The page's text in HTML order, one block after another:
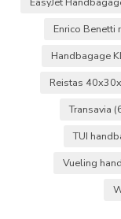
Enrico Benetti
Handbagage
Reistas
Transavia
TUI
Vueling